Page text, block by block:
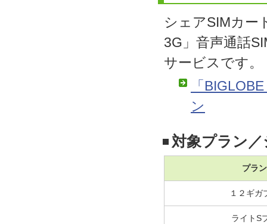
シェアSIMカー
3G」音声通話
サービスです。
「
ン
対象プラン
プラ
１２ギガ
ライトS